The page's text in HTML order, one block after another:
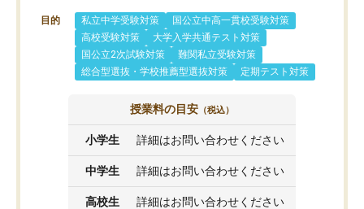
目的 私立中学受験対策
国公立中高一貫校受験対策
高校受験対策
大学入学共通テスト対策
国公立2次試験対策
難関私立受験対策
総合型選抜・学校推薦型選抜対策
定期テスト対策
授業料の目安 （税込）
小学生 詳細はお問い合わせください
中学生 詳細はお問い合わせください
高校生 詳細はお問い合わせください